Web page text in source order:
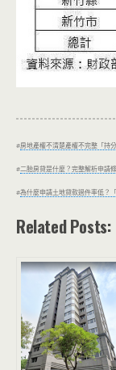
#房地產權不清楚產權不完整「持
#二胎房貸是什麼？完整解析申請
#為什麼申請土地貸款過件率低？
Related Posts: